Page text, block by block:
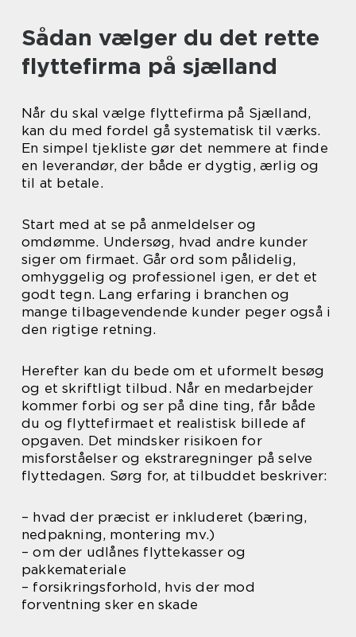
Sådan vælger du det rette
flyttefirma på sjælland
Når du skal vælge flyttefirma på Sjælland,
kan du med fordel gå systematisk til værks.
En simpel tjekliste gør det nemmere at finde
en leverandør, der både er dygtig, ærlig og
til at betale.
Start med at se på anmeldelser og
omdømme. Undersøg, hvad andre kunder
siger om firmaet. Går ord som pålidelig,
omhyggelig og professionel igen, er det et
godt tegn. Lang erfaring i branchen og
mange tilbagevendende kunder peger også i
den rigtige retning.
Herefter kan du bede om et uformelt besøg
og et skriftligt tilbud. Når en medarbejder
kommer forbi og ser på dine ting, får både
du og flyttefirmaet et realistisk billede af
opgaven. Det mindsker risikoen for
misforståelser og ekstraregninger på selve
flyttedagen. Sørg for, at tilbuddet beskriver:
– hvad der præcist er inkluderet (bæring,
nedpakning, montering mv.)
– om der udlånes flyttekasser og
pakkemateriale
– forsikringsforhold, hvis der mod
forventning sker en skade